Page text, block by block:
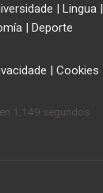
| Lingua|
| Deporte
| Cookies
1,149 segundos.